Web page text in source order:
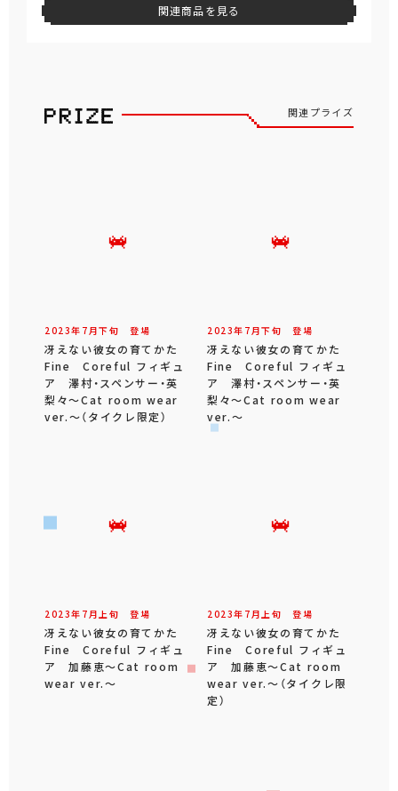
関連商品を見る
関連プライズ
2023年 7 月下旬 登場
冴えない彼女の育てかた
Fine Coreful フィギュ
ア 澤村・スペンサー・英
梨々～Cat room wear
ver.～（タイクレ限定）
2023年 7 月下旬 登場
冴えない彼女の育てかた
Fine Coreful フィギュ
ア 澤村・スペンサー・英
梨々～Cat room wear
ver.～
2023年 7 月 上旬 登場
冴えない彼女の育てかた
Fine Coreful フィギュ
ア 加藤恵～Cat room
wear ver.～
2023年 7 月 上旬 登場
冴えない彼女の育てかた
Fine Coreful フィギュ
ア 加藤恵～Cat room
wear ver.～（タイクレ限
定）